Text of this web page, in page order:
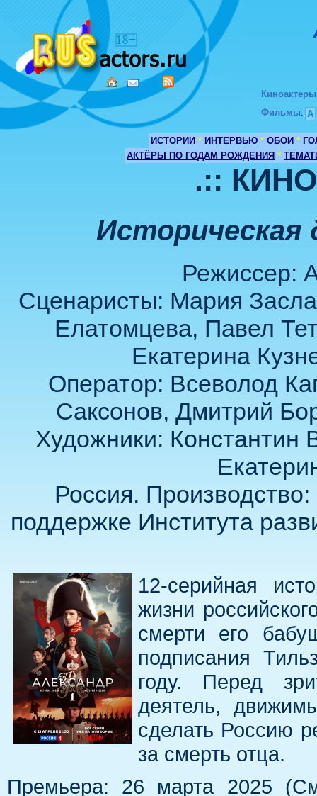
Киноактеры
Фильмы: А
ИСТОРИИ * ИНТЕРВЬЮ * ОБОИ *
АКТЁРЫ ПО ГОДАМ РОЖДЕНИЯ *
.::
Историческая
Режиссер:
Сценаристы: Мария
Елатомцева, Павел
Екатерина
Оператор: Всеволод
Саксонов, Дмитрий
Художники: Константин
Россия.
поддержке Института
12-серийная
жизни
смерти его
подписания
году. Перед
деятель,
сделать Россию
за смерть отца.
Премьера: 26 марта 2025